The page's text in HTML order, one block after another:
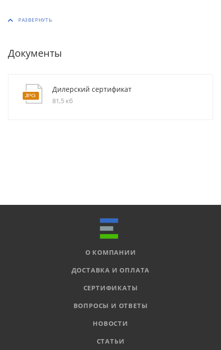
Документы
Дилерский сертификат
81,5 кб
О КОМПАНИИ
ДОСТАВКА И ОПЛАТА
СЕРТИФИКАТЫ
ВОПРОСЫ И ОТВЕТЫ
НОВОСТИ
СТАТЬИ